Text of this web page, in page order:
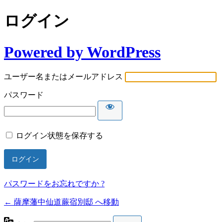
ログイン
Powered by WordPress
ユーザー名またはメールアドレス
パスワード
ログイン状態を保存する
パスワードをお忘れですか ?
← 薩摩藩中仙道蕨宿別邸 へ移動